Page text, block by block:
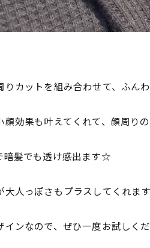
りカットを組み合わせて、ふん
顔効果も叶えてくれて、顔周り
暗髪でも透け感出ます☆
大人っぽさもプラスしてくれま
ンなので、ぜひ一度お試しくだ